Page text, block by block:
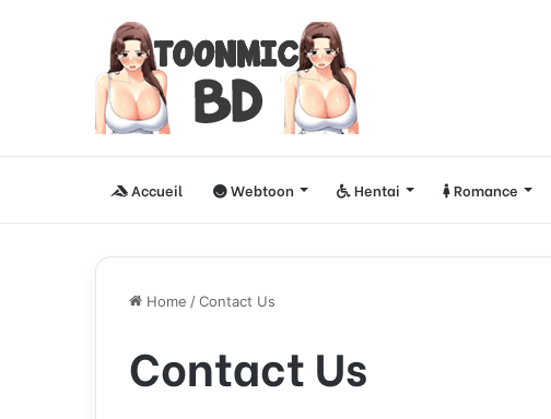
Accueil Webtoon Hentai Romance
Home /Contact Us
Contact Us